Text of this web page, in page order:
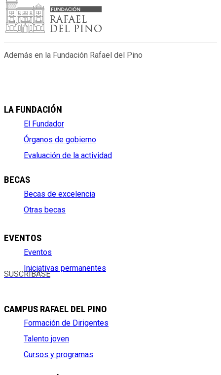
Además en la Fundación Rafael del Pino
LA FUNDACIÓN
El Fundador
Órganos de gobierno
Evaluación de la actividad
BECAS
Becas de excelencia
Otras becas
EVENTOS
Eventos
Iniciativas permanentes
SUSCRÍBASE
CAMPUS RAFAEL DEL PINO
Formación de Dirigentes
Talento joven
Cursos y programas